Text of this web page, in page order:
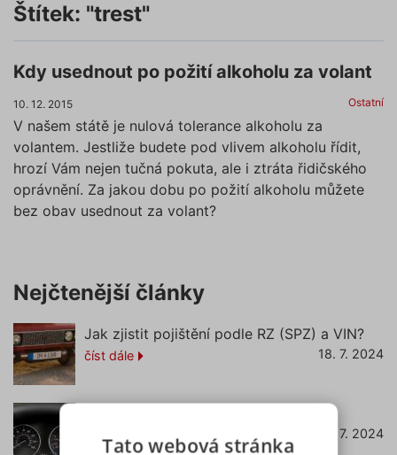
Štítek: "trest"
Kdy usednout po požití alkoholu za volant
10. 12. 2015 Ostatní
V našem státě je nulová tolerance alkoholu za
volantem. Jestliže budete pod vlivem alkoholu řídit,
hrozí Vám nejen tučná pokuta, ale i ztráta řidičského
oprávnění. Za jakou dobu po požití alkoholu můžete
bez obav usednout za volant?
Nejčtenější články
Jak zjistit pojištění podle RZ (SPZ) a VIN?
číst dále 18. 7. 2024
číst dále 22. 7. 2024
Tato webová stránka